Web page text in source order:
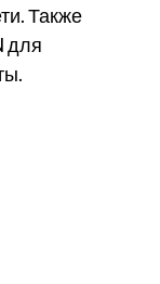
Также
для